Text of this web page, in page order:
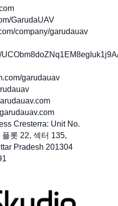
GarudaUAV
company/garudauav
garudauav
Cresterra: Unit No.
롯 22, 섹터 135,
Pradesh 201304